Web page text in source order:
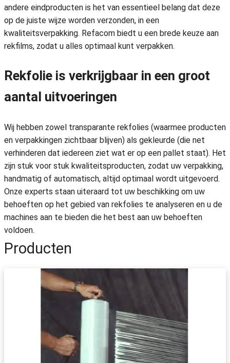
andere eindproducten is het van essentieel belang dat deze
op de juiste wijze worden verzonden, in een
kwaliteitsverpakking. Refacom biedt u een brede keuze aan
rekfilms, zodat u alles optimaal kunt verpakken.
Rekfolie is verkrijgbaar in een groot
aantal uitvoeringen
Wij hebben zowel transparante rekfolies (waarmee producten
en verpakkingen zichtbaar blijven) als gekleurde (die net
verhinderen dat iedereen ziet wat er op een pallet staat). Het
zijn stuk voor stuk kwaliteitsproducten, zodat uw verpakking,
handmatig of automatisch, altijd optimaal wordt uitgevoerd.
Onze experts staan uiteraard tot uw beschikking om uw
behoeften op het gebied van rekfolies te analyseren en u de
machines aan te bieden die het best aan uw behoeften
voldoen.
Producten